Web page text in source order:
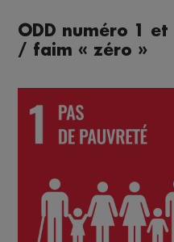
ODD numéro 1
/ faim « zéro »